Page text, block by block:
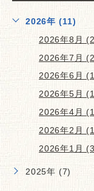
2026年 (11)
2026年8月
2026年7月
2026年6月
2026年5月
2026年4月
2026年2月
2026年1月
2025年 (7)